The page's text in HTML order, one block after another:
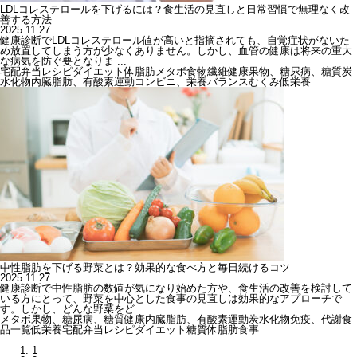
LDLコレステロールを下げるには？食生活の見直しと日常習慣で無理なく改
善する方法
2025.11.27
健康診断でLDLコレステロール値が高いと指摘されても、自覚症状がないた
め放置してしまう方が少なくありません。しかし、血管の健康は将来の重大
な病気を防ぐ要となりま ...
宅配弁当 レシピダイエット体脂肪メタボ食物繊維健康果物、糖尿病、糖質炭
水化物内臓脂肪、有酸素運動コンビニ、栄養バランスむくみ低栄養
中性脂肪を下げる野菜とは？効果的な食べ方と毎日続けるコツ
2025.11.27
健康診断で中性脂肪の数値が気になり始めた方や、食生活の改善を検討して
いる方にとって、野菜を中心とした食事の見直しは効果的なアプローチで
す。しかし、どんな野菜をど ...
メタボ果物、糖尿病、糖質健康内臓脂肪、有酸素運動炭水化物免疫、代謝食
品一覧低栄養宅配弁当 レシピダイエット 糖質体脂肪食事
1